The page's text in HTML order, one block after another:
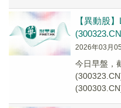
【異動股
2026年03月
今日早盤，